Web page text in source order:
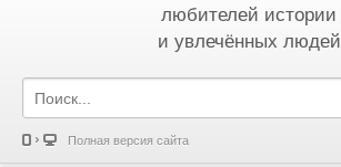
любителей истории
и увлечённых людей
Полная версия сайта